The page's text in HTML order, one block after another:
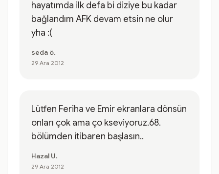
hayatımda ilk defa bi diziye bu kadar
bağlandım AFK devam etsin ne olur
yha :(
seda ö.
29 Ara 2012
Lütfen Feriha ve Emir ekranlara dönsün
onları çok ama ço kseviyoruz.68.
bölümden itibaren başlasın..
Hazal U.
29 Ara 2012